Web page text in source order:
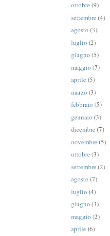
ottobre (9)
settembre (4)
agosto (3)
luglio (2)
giugno (5)
maggio (7)
aprile (5)
marzo (3)
febbraio (5)
gennaio (3)
dicembre (7)
novembre (5)
ottobre (3)
settembre (2)
agosto (7)
luglio (4)
giugno (3)
maggio (2)
aprile (6)